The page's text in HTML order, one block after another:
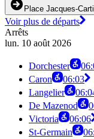
Place Jacques-
Voir plus de départs
Arrêts
lun. 10 août 2026
Dorchester
Caron
06:03
Langelier
De Mazenod
Victoria
06:06
St-Germain